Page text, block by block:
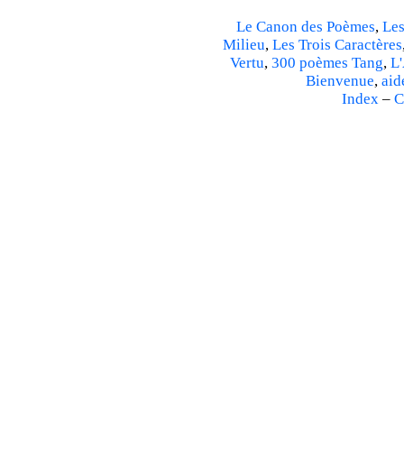
Le Canon des Poèmes,
Milieu, Les Trois Caractères
Vertu, 300 poèmes Tang,
Bienvenue,
Index –